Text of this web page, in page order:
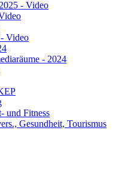
- Video
Video
- 2024
und Fitness
Gesundheit, Tourismus